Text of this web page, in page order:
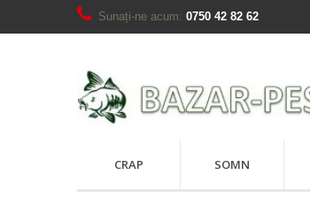
Sunați-ne acum: 0750 42 82 62
CRAP SOMN